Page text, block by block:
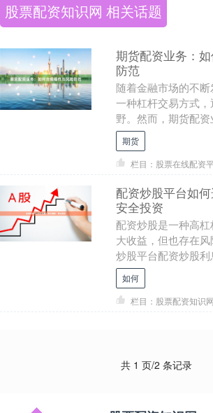
股票配资知识网 相关话题
期货配资业务：
防范
随着金融市场的不
一种杠杆交易方式
野。然而，期货配
机会的同时，也伴随
在合规框架下操作....
期货
栏目：股票在线配资
配资炒股平台如
安全投资
配资炒股是一种高
大收益，但也存在
炒股平台配资炒股
陷阱，保障资金安全
则：** * ....
如何
栏目：股票配资知识网
共 1 页/2 条记录